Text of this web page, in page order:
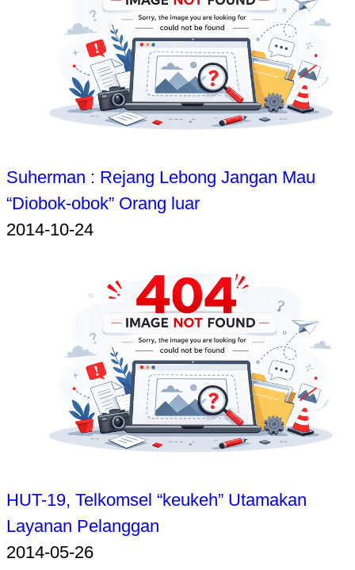
Suherman : Rejang Lebong Jangan Mau
“Diobok-obok” Orang luar
2014-10-24
HUT-19, Telkomsel “keukeh” Utamakan
Layanan Pelanggan
2014-05-26